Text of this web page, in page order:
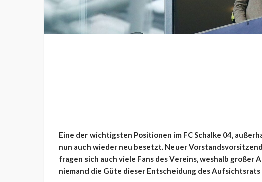
Eine der wichtigsten Positionen im FC Schalke 04,
nun auch wieder neu besetzt. Neuer
fragen sich auch viele Fans des Vereins, weshalb
niemand die Güte dieser Entscheidung des